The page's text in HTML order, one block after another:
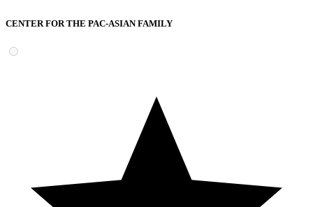
CENTER FOR THE PAC-ASIAN FAMILY